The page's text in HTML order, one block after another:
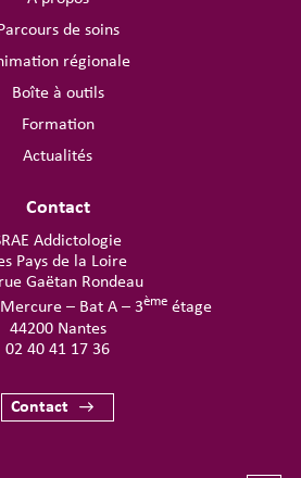
de soins
régionale
Boîte à outils
Formation
Actualités
Contact
Addictologie
Pays de la Loire
Gaëtan Rondeau
– Bat A – 3ème étage
44200 Nantes
02 40 41 17 36
Contact